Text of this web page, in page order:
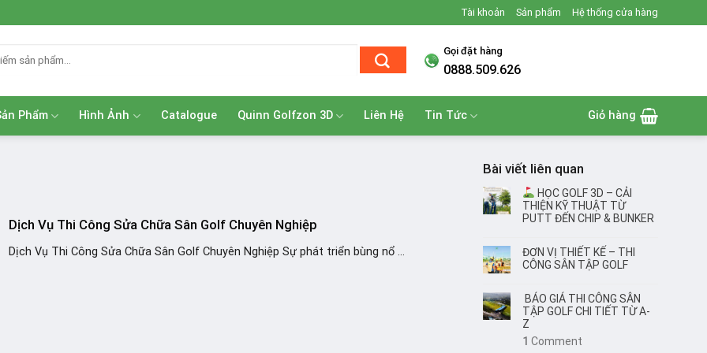
Tài khoản Sản phẩm Hệ thống cửa hàng
Gọi đặt hàng
0888.509.626
Phẩm Hình Ảnh Catalogue Quinn Golfzon 3D Liên Hệ Tin Tức Giỏ hàng
Dịch Vụ Thi Công Sửa Chữa Sân Golf Chuyên Nghiệp
Dịch Vụ Thi Công Sửa Chữa Sân Golf Chuyên Nghiệp Sự phát triển bùng nổ ...
Bài viết liên quan
HỌC GOLF 3D – CẢI
THIỆN KỸ THUẬT TỪ
PUTT ĐẾN CHIP & BUNKER
ĐƠN VỊ THIẾT KẾ – THI
CÔNG SÂN TẬP GOLF
BÁO GIÁ THI CÔNG SÂN
TẬP GOLF CHI TIẾT TỪ A-
Z
1 Comment